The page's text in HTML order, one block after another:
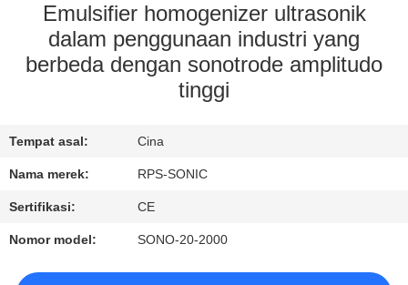
KONTROL
KUALITAS
KAMI
BERITA
KASUS
Emulsifier homogenizer ultrasonik
dalam penggunaan industri yang
berbeda dengan sonotrode amplitudo
tinggi
Tempat asal: Cina
Nama merek: RPS-SONIC
Sertifikasi: CE
Nomor model: SONO-20-2000